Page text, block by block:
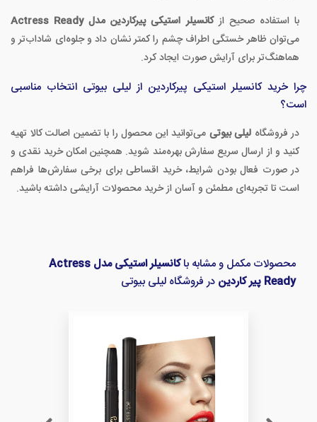
با استفاده صحیح ازکانسیلر استیکی پیرکاردین مدل Actress Ready
می‌توان ظاهر خستگی اطراف چشم را کمتر نشان داد و جلوه‌ای شاداب‌تر و
هماهنگ‌تر برای آرایش صورت ایجاد کرد.
چرا خرید کانسیلر استیکی پیرکاردین از لیلی بیوتی انتخاب مناسبی
است؟
در فروشگاه لیلی بیوتی می‌توانید این محصول را با تضمین اصالت کالا تهیه
کنید و از ارسال سریع سفارش بهره‌مند شوید. همچنین امکان خرید نقدی و
در صورت فعال بودن شرایط، خرید اقساطی برای برخی سفارش‌ها فراهم
است تا تجربه‌ای مطمئن و آسان از خرید محصولات آرایشی داشته باشید.
محصولات مکمل و مشابه با
کانسیلر استیکی مدل Actress
Ready پیر کاردین
در فروشگاه لیلی بیوتی